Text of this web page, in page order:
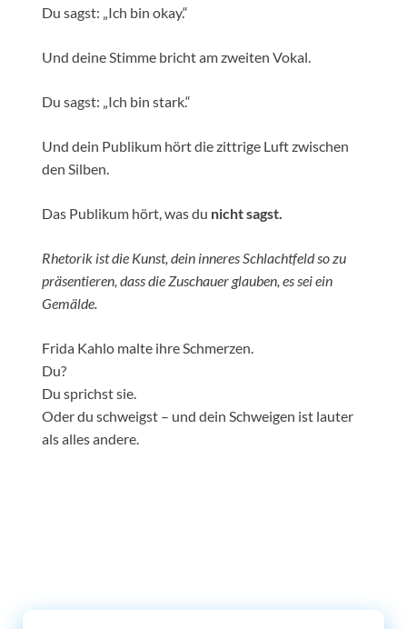
Du sagst: „Ich bin okay.“
Und deine Stimme bricht am zweiten Vokal.
Du sagst: „Ich bin stark.“
Und dein Publikum hört die zittrige Luft zwischen
den Silben.
Das Publikum hört, was du nicht sagst.
Rhetorik ist die Kunst, dein inneres Schlachtfeld so zu
präsentieren, dass die Zuschauer glauben, es sei ein
Gemälde.
Frida Kahlo malte ihre Schmerzen.
Du?
Du sprichst sie.
Oder du schweigst – und dein Schweigen ist lauter
als alles andere.